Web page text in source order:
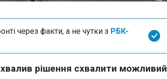
через факти, а не чутки з РБК-
рішення схвалити можливий